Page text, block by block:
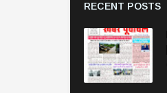
RECENT POSTS